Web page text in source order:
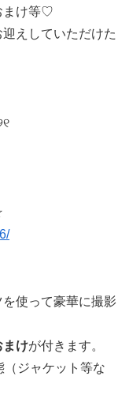
まけ等♡
えしていただけた
使って豪華に撮影
まけが付きます。
（ジャケット等な